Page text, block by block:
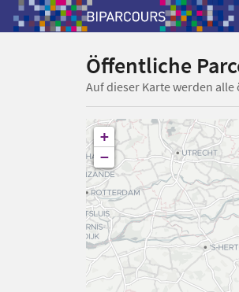
Öffentliche
Auf dieser Karte werden
+
−